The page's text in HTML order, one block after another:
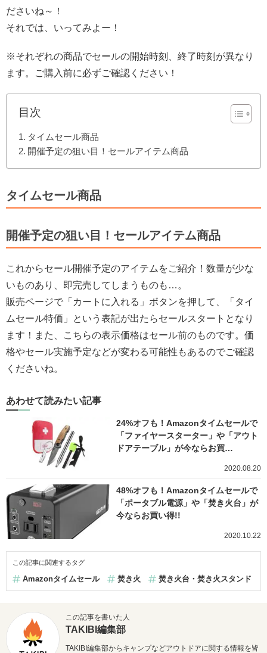
ださいね～！
それでは、いってみよー！
※それぞれの商品でセールの開始時刻、終了時刻が異なり
ます。ご購入前に必ずご確認ください！
目次
タイムセール商品
開催予定の狙い目！セールアイテム商品
タイムセール商品
開催予定の狙い目！セールアイテム商品
これからセール開催予定のアイテムをご紹介！数量が少な
いものあり、即完売してしまうものも…。
販売ページで「カートに入れる」ボタンを押して、「タイ
ムセール特価」という表記が出たらセールスタートとなり
ます！また、こちらの表示価格はセール前のものです。価
格やセール実施予定などが変わる可能性もあるのでご確認
くださいね。
あわせて読みたい記事
24%オフも！Amazonタイムセールで
「ファイヤースターター」や「アウト
ドアテーブル」が今ならお買…
2020.08.20
48%オフも！Amazonタイムセールで
「ポータブル電源」や「焚き火台」が
今ならお買い得!!
2020.10.22
この記事に関連するタグ
Amazonタイムセール 焚き火 焚き火台・焚き火スタンド
この記事を書いた人
TAKIBI編集部
TAKIBI編集部からキャンプなどアウトドアに関する情報を皆